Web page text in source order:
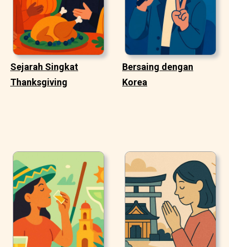
Sejarah Singkat
Thanksgiving
Bersaing dengan
Korea